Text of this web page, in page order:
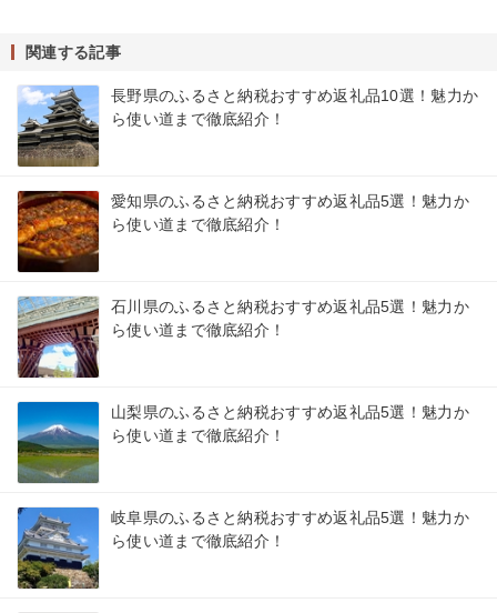
関連する記事
長野県のふるさと納税おすすめ返礼品10選！魅力か
ら使い道まで徹底紹介！
愛知県のふるさと納税おすすめ返礼品5選！魅力か
ら使い道まで徹底紹介！
石川県のふるさと納税おすすめ返礼品5選！魅力か
ら使い道まで徹底紹介！
山梨県のふるさと納税おすすめ返礼品5選！魅力か
ら使い道まで徹底紹介！
岐阜県のふるさと納税おすすめ返礼品5選！魅力か
ら使い道まで徹底紹介！